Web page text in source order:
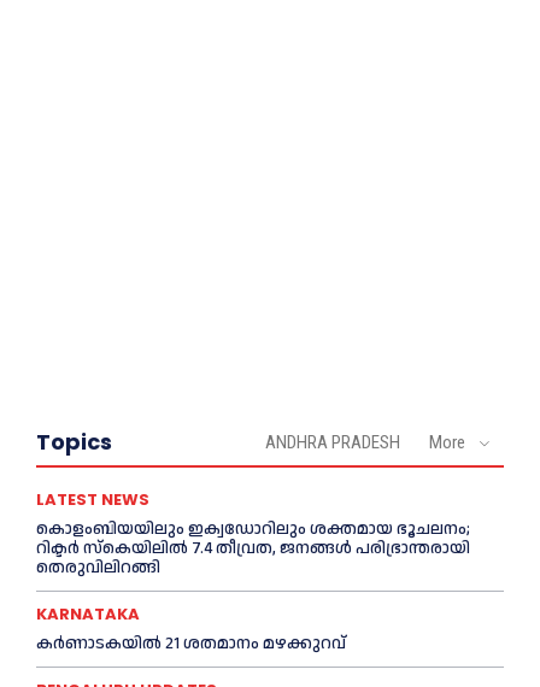
Topics ANDHRA PRADESH More
LATEST NEWS
കൊളംബിയയിലും ഇക്വഡോറിലും ശക്തമായ ഭൂചലനം;
റിക്ടര്‍ സ്‌കെയിലില്‍ 7.4 തീവ്രത, ജനങ്ങൾ പരിഭ്രാന്തരായി
തെരുവിലിറങ്ങി
KARNATAKA
കർണാടകയിൽ 21 ശതമാനം മഴക്കുറവ്